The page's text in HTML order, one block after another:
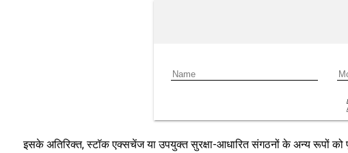
इसके अतिरिक्त, स्टॉक एक्सचेंज या उपयुक्त सुरक्षा-आधारित संगठनों के अन्य रूपों को